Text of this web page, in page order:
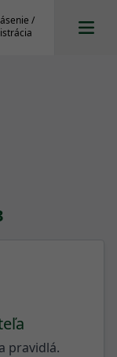
/
pravidlá.